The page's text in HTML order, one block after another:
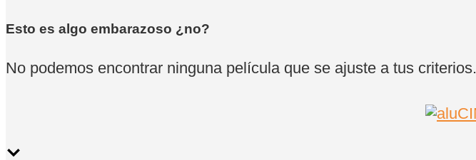
Esto es algo embarazoso ¿no?
No podemos encontrar ninguna película que se ajuste a tus criterios.